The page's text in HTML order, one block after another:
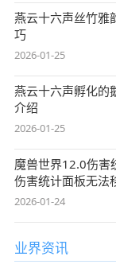
燕云十六声丝竹雅
巧
2026-01-25
燕云十六声孵化的
介绍
2026-01-25
魔兽世界12.0伤害
伤害统计面板无法
2026-01-24
业界资讯